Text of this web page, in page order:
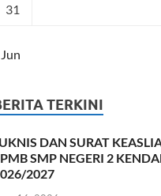
31
TERKINI
DAN SURAT
SMP NEGERI 2
2027